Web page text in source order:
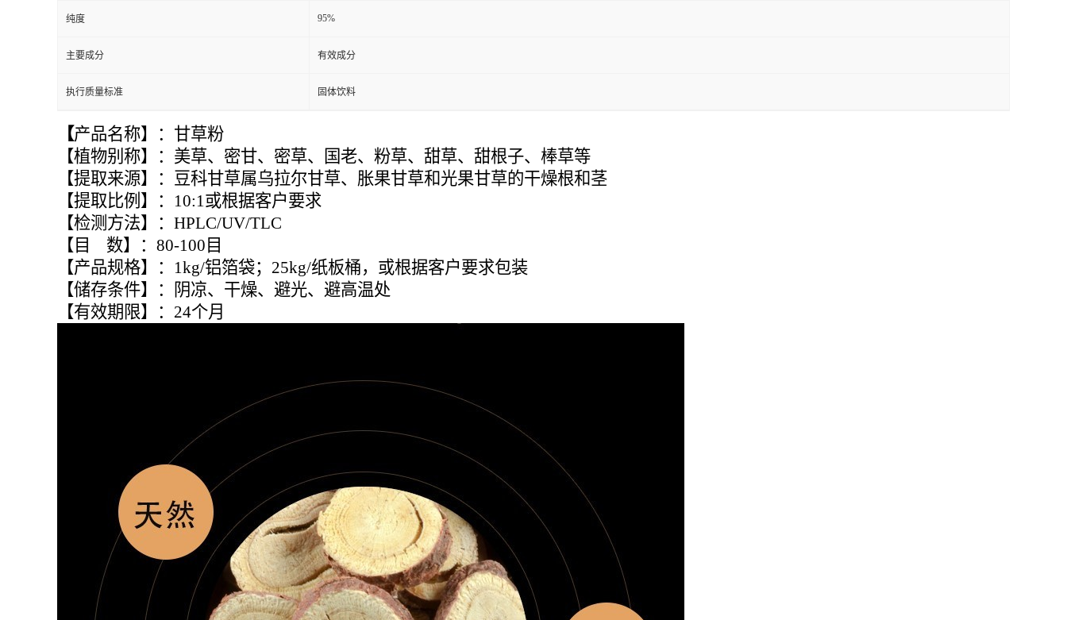
纯度 95%
主要成分 有效成分
执行质量标准 固体饮料
【产品名称】：甘草粉
【植物别称】：美草、密甘、密草、国老、粉草、甜草、甜根子、棒草等
【提取来源】：豆科甘草属乌拉尔甘草、胀果甘草和光果甘草的干燥根和茎
【提取比例】：10:1或根据客户要求
【检测方法】：HPLC/UV/TLC
【目 数】：80-100目
【产品规格】：1kg/铝箔袋；25kg/纸板桶，或根据客户要求包装
【储存条件】：阴凉、干燥、避光、避高温处
【有效期限】：24个月